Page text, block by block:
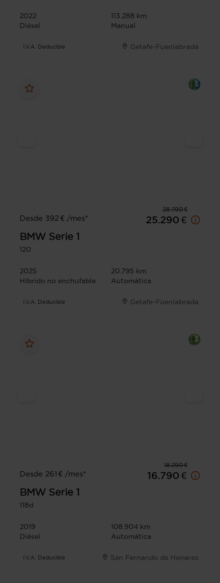
2022
113.288 km
Diésel
Manual
I.V.A. Deducible Getafe-Fuenlabrada
28.790 €
Desde 392 € /mes*
25.290 €
BMW Serie 1
120
2025
20.795 km
Híbrido no enchufable
Automática
I.V.A. Deducible Getafe-Fuenlabrada
18.290 €
Desde 261 € /mes*
16.790 €
BMW Serie 1
118d
2019
108.904 km
Diésel
Automática
I.V.A. Deducible San Fernando de Henares